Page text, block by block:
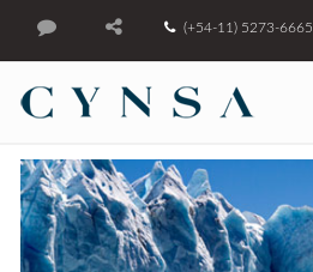
(+54-11) 5273-6665